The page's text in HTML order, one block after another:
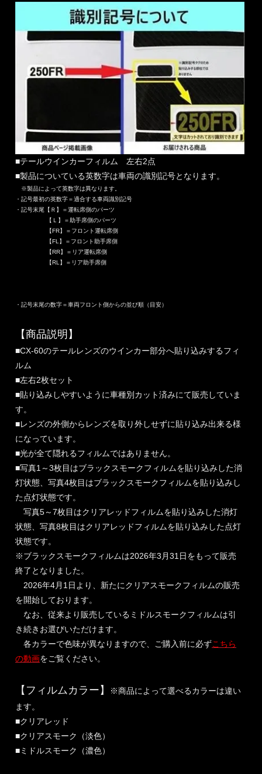
■テールウインカーフィルム 左右2点
■製品についている英数字は車両の識別記号となります。
※製品によって英数字は異なります。
・記号最初の英数字＝適合する車両識別記号
・記号末尾【Ｒ】＝運転席側のパーツ
【Ｌ】＝助手席側のパーツ
【FR】＝フロント運転席側
【FL】＝フロント助手席側
【RR】＝リア運転席側
【RL】＝リア助手席側
・記号末尾の数字＝車両フロント側からの並び順（目安）
【商品説明】
■CX-60のテールレンズのウインカー部分へ貼り込みするフィ
ルム
■左右2枚セット
■貼り込みしやすいように車種別カット済みにて販売していま
す。
■レンズの外側からレンズを取り外しせずに貼り込み出来る様
になっています。
■光が全て隠れるフィルムではありません。
■写真1～3枚目はブラックスモークフィルムを貼り込みした消
灯状態、写真4枚目はブラックスモークフィルムを貼り込みし
た点灯状態です。
写真5～7枚目はクリアレッドフィルムを貼り込みした消灯
状態、写真8枚目はクリアレッドフィルムを貼り込みした点灯
状態です。
※ブラックスモークフィルムは2026年3月31日をもって販売
終了となりました。
2026年4月1日より、新たにクリアスモークフィルムの販売
を開始しております。
なお、従来より販売しているミドルスモークフィルムは引
き続きお選びいただけます。
各カラーで色味が異なりますので、ご購入前に必ずこちら
の動画をご覧ください。
【フィルムカラー】
※商品によって選べるカラーは違い
ます。
■クリアレッド
■クリアスモーク（淡色）
■ミドルスモーク（濃色）